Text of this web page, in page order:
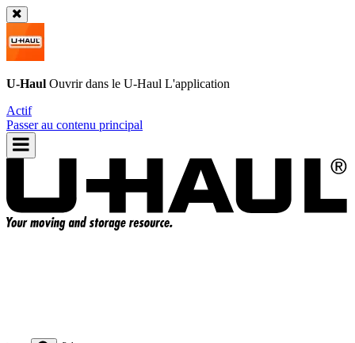
U-Haul Ouvrir dans le U-Haul L'application
Actif
Passer au contenu principal